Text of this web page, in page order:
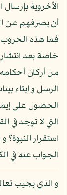
الأخروية بإرسال
أن يصرفهم عن
فما هذه الحروب
خاصة بعد انتشار
من أركان
الرسل و إيتاء
الحصول على
التي لا توجد في
استقرار
الجواب عنه في
و الذي يجيب